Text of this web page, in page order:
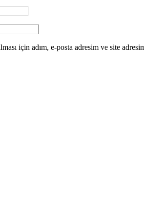
için adım, e-posta adresim ve site